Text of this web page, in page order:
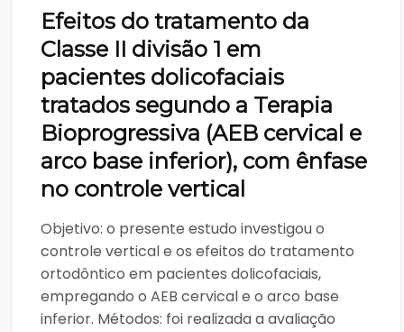
Efeitos do tratamento da
Classe II divisão 1 em
pacientes dolicofaciais
tratados segundo a Terapia
Bioprogressiva (AEB cervical e
arco base inferior), com ênfase
no controle vertical
Objetivo: o presente estudo investigou o
controle vertical e os efeitos do tratamento
ortodôntico em pacientes dolicofaciais,
empregando o AEB cervical e o arco base
inferior. Métodos: foi realizada a avaliação